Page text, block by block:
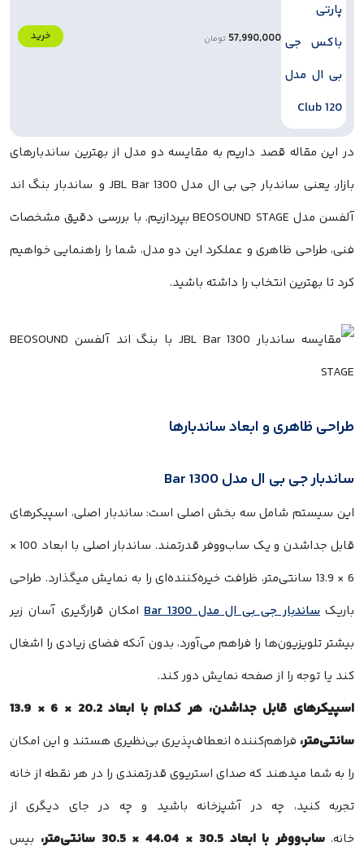
57,990,000 تومان خرید
در این مقاله قصد داریم به مقایسه دو مدل از بهترین ساندبارهای
بازار، یعنی ساندبار جی‌ بی‌ ال مدل JBL Bar 1300 و ساندبار بنگ اند
آلفسن مدل BEOSOUND STAGE بپردازیم. با بررسی دقیق مشخصات
فنی، طراحی ظاهری و عملکرد این دو مدل، شما را راهنمایی خواهیم
کرد تا بهترین انتخاب را داشته باشید.
طراحی ظاهری و ابعاد ساندبارها
ساندبار جی بی ال مدل Bar 1300
این سیستم شامل سه بخش اصلی است: ساندبار اصلی، اسپیکرهای
قابل جداشدن و یک ساب‌ووفر قدرتمند. ساندبار اصلی با ابعاد 100 ×
6 × 13.9 سانتی‌متر، ظرافت خیره‌کننده‌ای را به نمایش میگذارد. طراحی
باریکساندبار جی بی ال مدل Bar 1300
امکان قرارگیری آسان زیر
بیشتر تلویزیون‌ها را فراهم می‌آورد، بدون آنکه فضای زیادی را اشغال
کند یا توجه را از صفحه نمایش دور کند.
اسپیکرهای قابل جداشدن، هر کدام با ابعاد 20.2 × 6 × 13.9
سانتی‌متر، فراهم‌کننده انعطاف‌پذیری بی‌نظیری هستند و این امکان
را به شما میدهند که صدای استریوی قدرتمندی را در هر نقطه از خانه
تجربه کنید، چه در آشپزخانه باشید و چه در جای دیگری از
خانه. ساب‌ووفر با ابعاد 30.5 × 44.04 × 30.5 سانتی‌متر،
بیس